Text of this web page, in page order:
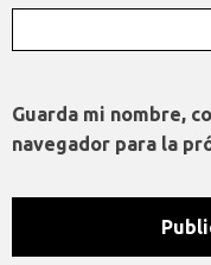
Guarda mi nombre,
navegador para la